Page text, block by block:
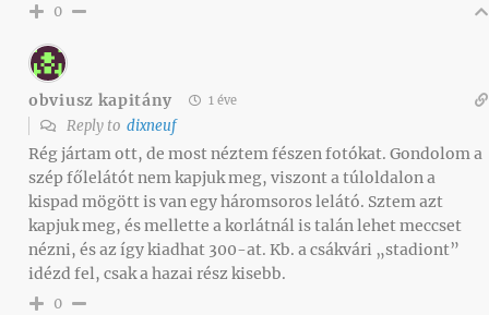
0
obviusz kapitány 1 éve
Reply to dixneuf
Rég jártam ott, de most néztem fészen fotókat. Gondolom a
szép főlelátót nem kapjuk meg, viszont a túloldalon a
kispad mögött is van egy háromsoros lelátó. Sztem azt
kapjuk meg, és mellette a korlátnál is talán lehet meccset
nézni, és az így kiadhat 300-at. Kb. a csákvári „stadiont”
idézd fel, csak a hazai rész kisebb.
0